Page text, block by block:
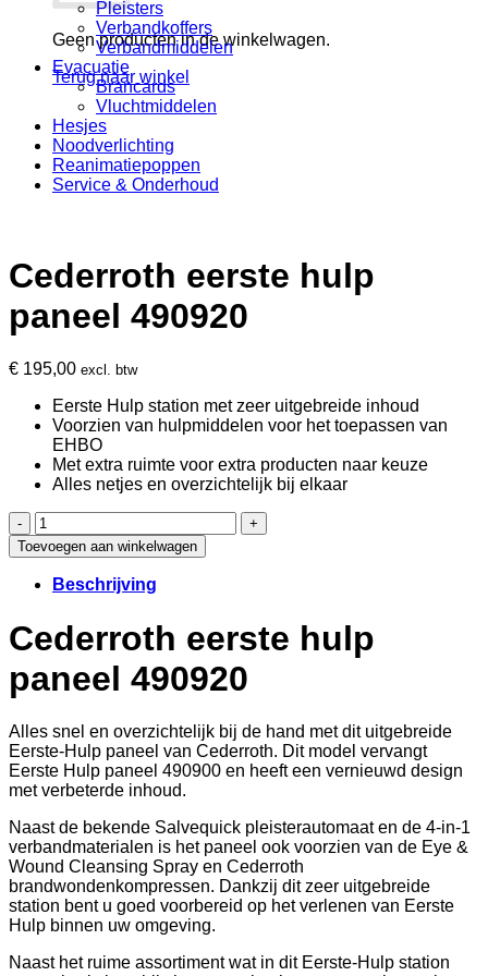
Geen producten in de winkelwagen.
Terug naar winkel
Pleisters
Verbandkoffers
Verbandmiddelen
Evacuatie
Brancards
Vluchtmiddelen
Hesjes
Noodverlichting
Reanimatiepoppen
Service & Onderhoud
Cederroth eerste hulp
paneel 490920
€ 195,00 excl. btw
Eerste Hulp station met zeer uitgebreide inhoud
Voorzien van hulpmiddelen voor het toepassen van
EHBO
Met extra ruimte voor extra producten naar keuze
Alles netjes en overzichtelijk bij elkaar
Cederroth
eerste
hulp
paneel
490920
Toevoegen aan winkelwagen
Beschrijving
Cederroth eerste hulp
paneel 490920
Alles snel en overzichtelijk bij de hand met dit uitgebreide
Eerste-Hulp paneel van Cederroth. Dit model vervangt
Eerste Hulp paneel 490900 en heeft een vernieuwd design
met verbeterde inhoud.
Naast de bekende Salvequick pleisterautomaat en de 4-in-1
verbandmaterialen is het paneel ook voorzien van de Eye &
Wound Cleansing Spray en Cederroth
brandwondenkompressen. Dankzij dit zeer uitgebreide
station bent u goed voorbereid op het verlenen van Eerste
Hulp binnen uw omgeving.
Naast het ruime assortiment wat in dit Eerste-Hulp station